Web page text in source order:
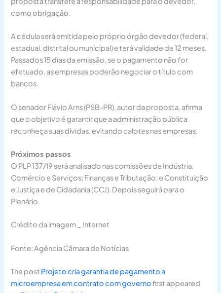
como obrigação.
A cédula será emitida pelo próprio órgão devedor (federal,
estadual, distrital ou municipal) e terá validade de 12 meses.
Passados 15 dias da emissão, se o pagamento não for
efetuado, as empresas poderão negociar o título com
bancos.
O senador Flávio Arns (PSB-PR), autor da proposta, afirma
que o objetivo é garantir que a administração pública
reconheça suas dívidas, evitando calotes nas empresas.
Próximos passos
O PLP 137/19 será analisado nas comissões de Indústria,
Comércio e Serviços; Finanças e Tributação; e Constituição
e Justiça e de Cidadania (CCJ). Depois seguirá para o
Plenário.
Crédito da imagem _ Internet
Fonte: Agência Câmara de Notícias
The post Projeto cria garantia de pagamento a
microempresa em contrato com governofirst appeared